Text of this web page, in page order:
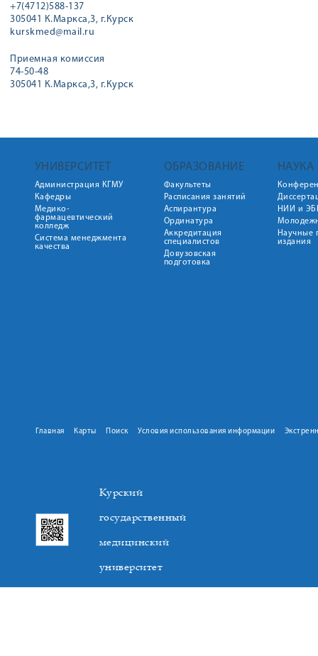
+7(4712)588-137
305041 К.Маркса,3, г.Курск
kurskmed@mail.ru
Приемная комиссия
74-50-48
305041 К.Маркса,3, г.Курск
УНИВЕРСИТЕТ
Администрация КГМУ
Кафедры
Медико-
фармацевтический
колледж
Система менеджмента
качества
ОБРАЗОВАНИЕ
Факультеты
Расписания занятий
Аспирантура
Ординатура
Аккредитация
специалистов
Довузовская
подготовка
НАУКА
НИИ и
Научные
издания
Главная Карты Поиск Условия использования информации
Курский
государственный
медицинский
университет